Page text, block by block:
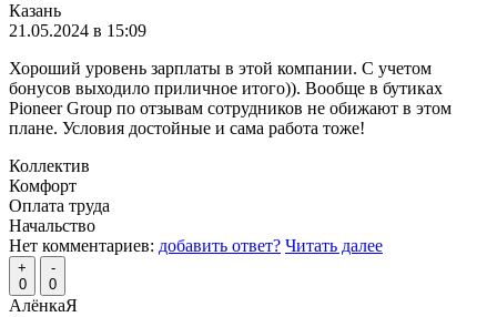
Казань
21.05.2024 в 15:09
Хороший уровень зарплаты в этой компании. С учетом
бонусов выходило приличное итого)). Вообще в бутиках
Pioneer Group по отзывам сотрудников не обижают в этом
плане. Условия достойные и сама работа тоже!
Коллектив
Комфорт
Оплата труда
Начальство
Нет комментариев: добавить ответ? Читать далее
+
0
-
0
АлёнкаЯ